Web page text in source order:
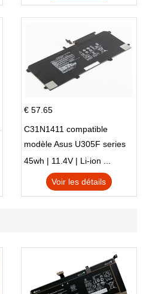
€ 57.65
C31N1411 compatible
modèle Asus U305F series
45wh | 11.4V | Li-ion ...
Voir les détails